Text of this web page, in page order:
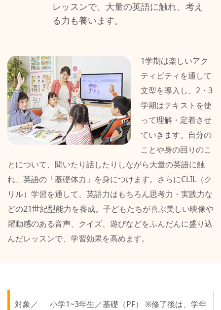
レッスンで、大量の英語に触れ、考え
る力も養います。
1学期は楽しいアク
ティビティを通して
文型を導入し、2・3
学期はテキストを使
って理解・定着させ
ていきます。自分の
ことや身の回りのこ
とについて、聞いたり話したりしながら大量の英語に触
れ、英語の「基礎体力」を身につけます。さらにCLIL（ク
リル）学習を通して、英語力はもちろん思考力・実践力な
どの21世紀型能力を養成。子どもたちが喜ぶ美しい映像や
躍動感のある音声、クイズ、遊びなどをふんだんに盛り込
んだレッスンで、学習効果を高めます。
対象／
小学1~3年生／基礎（PF） ※修了後は、学年